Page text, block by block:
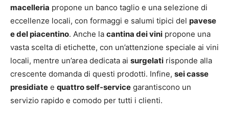
macelleria propone un banco taglio e una selezione di
eccellenze locali, con formaggi e salumi tipici del pavese
e del piacentino. Anche la cantina dei vini propone una
vasta scelta di etichette, con un’attenzione speciale ai vini
locali, mentre un’area dedicata ai surgelati risponde alla
crescente domanda di questi prodotti. Infine, sei casse
presidiate e quattro self-service garantiscono un
servizio rapido e comodo per tutti i clienti.